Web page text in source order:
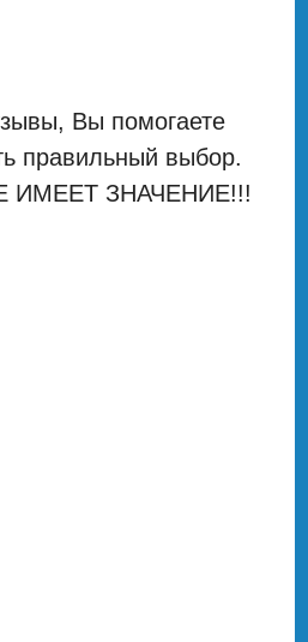
Вы помогаете
правильный выбор.
ИМЕЕТ ЗНАЧЕНИЕ!!!